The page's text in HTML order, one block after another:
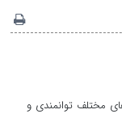
مختلف توانمندی و